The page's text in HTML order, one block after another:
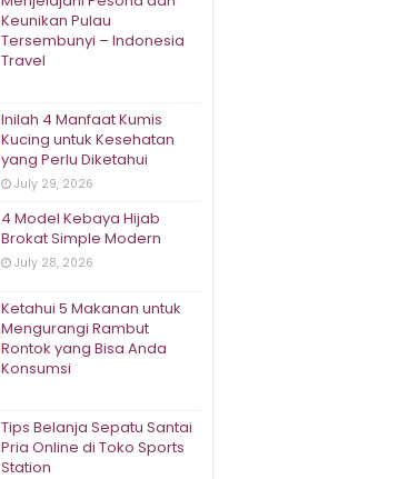
Keunikan Pulau
Tersembunyi – Indonesia
Travel
Inilah 4 Manfaat Kumis
Kucing untuk Kesehatan
yang Perlu Diketahui
July 29, 2026
4 Model Kebaya Hijab
Brokat Simple Modern
July 28, 2026
Ketahui 5 Makanan untuk
Mengurangi Rambut
Rontok yang Bisa Anda
Konsumsi
Tips Belanja Sepatu Santai
Pria Online di Toko Sports
Station